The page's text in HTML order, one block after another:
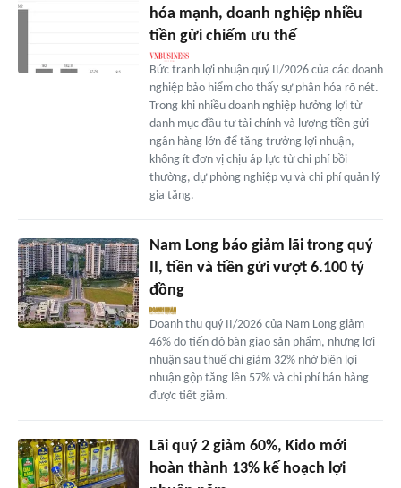
hóa mạnh, doanh nghiệp nhiều
tiền gửi chiếm ưu thế
Bức tranh lợi nhuận quý II/2026 của các doanh
nghiệp bảo hiểm cho thấy sự phân hóa rõ nét.
Trong khi nhiều doanh nghiệp hưởng lợi từ
danh mục đầu tư tài chính và lượng tiền gửi
ngân hàng lớn để tăng trưởng lợi nhuận,
không ít đơn vị chịu áp lực từ chi phí bồi
thường, dự phòng nghiệp vụ và chi phí quản lý
gia tăng.
Nam Long báo giảm lãi trong quý
II, tiền và tiền gửi vượt 6.100 tỷ
đồng
Doanh thu quý II/2026 của Nam Long giảm
46% do tiến độ bàn giao sản phẩm, nhưng lợi
nhuận sau thuế chỉ giảm 32% nhờ biên lợi
nhuận gộp tăng lên 57% và chi phí bán hàng
được tiết giảm.
Lãi quý 2 giảm 60%, Kido mới
hoàn thành 13% kế hoạch lợi